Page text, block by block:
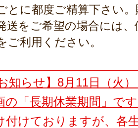
とに都度ご精算下さい
送をご希望の場合には、
ご利用ください。
知らせ】8月11日（火
の「長期休業期間」で
けておりますが、各